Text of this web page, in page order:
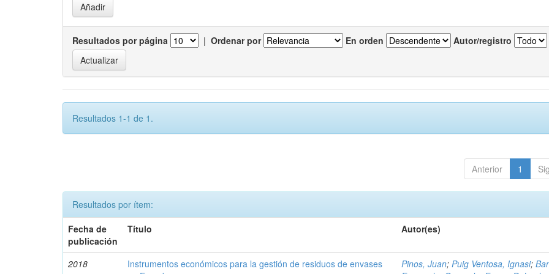
Resultados por página | Ordenar por En orden Autor/registro
Resultados 1-1 de 1.
Anterior 1
Resultados por ítem:
Fecha de
publicación
Título Autor(es)
2018
Instrumentos económicos para la gestión de residuos de envases
Pinos, Juan;Puig Ventosa, Ignasi;